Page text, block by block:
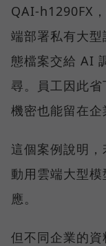
QAI-h1290FX
端部署私有大
態檔案交給 AI
尋。員工因此
機密也能留在企
這個案例說明
動用雲端大型
應。
但不同企業的